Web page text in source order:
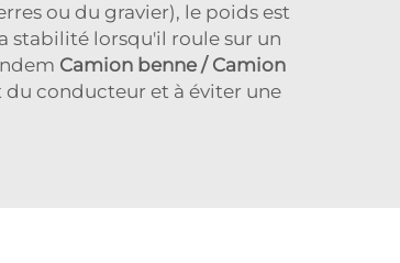
ou du gravier), le poids est
stabilité lorsqu'il roule sur un
Camion benne / Camion
du conducteur et à éviter une